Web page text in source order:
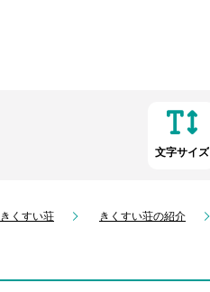
文字サイズ
きくすい荘 きくすい荘の紹介